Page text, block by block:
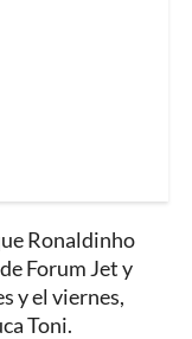
Ronaldinho
Forum Jet y
y el viernes,
Toni.